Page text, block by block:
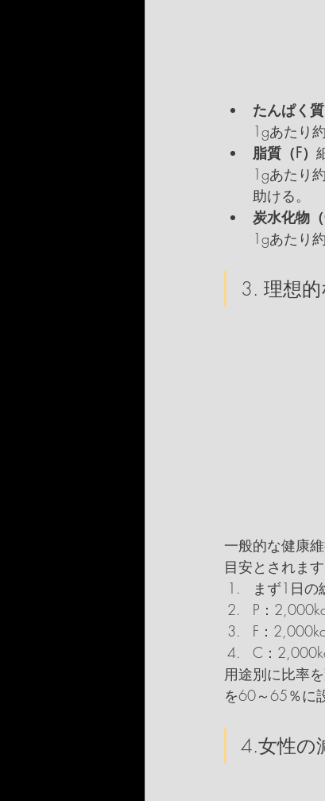
たんぱく質
1gあたり
脂質（F）
1gあたり
助ける。
炭水化物（
1gあたり
3. 理想
一般的な健康
目安とされます
まず1日の
P：
F：
C：
用途別に比率
を60～65％に
4.女性の